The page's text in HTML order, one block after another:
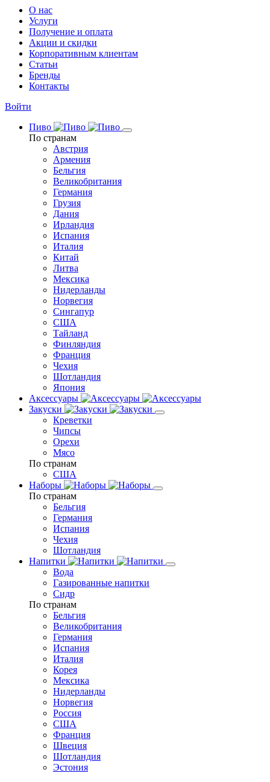
О нас
Услуги
Получение и оплата
Акции и скидки
Корпоративным клиентам
Статьи
Бренды
Контакты
Войти
Пиво
По странам
Австрия
Армения
Бельгия
Великобритания
Германия
Грузия
Дания
Ирландия
Испания
Италия
Китай
Литва
Мексика
Нидерланды
Норвегия
Сингапур
США
Тайланд
Финляндия
Франция
Чехия
Шотландия
Япония
Аксессуары
Закуски
Креветки
Чипсы
Орехи
Мясо
По странам
США
Наборы
По странам
Бельгия
Германия
Испания
Чехия
Шотландия
Напитки
Вода
Газированные напитки
Сидр
По странам
Бельгия
Великобритания
Германия
Испания
Италия
Корея
Мексика
Нидерланды
Норвегия
Россия
США
Франция
Швеция
Шотландия
Эстония